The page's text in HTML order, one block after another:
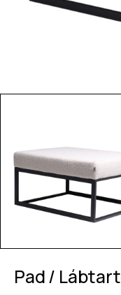
Pad /